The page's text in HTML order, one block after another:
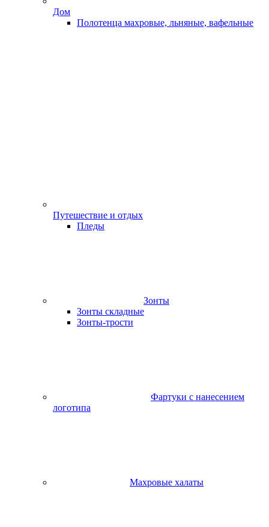
Дом
Полотенца махровые, льняные, вафельные
Путешествие и отдых
Пледы
Зонты
Зонты складные
Зонты-трости
Фартуки с нанесением
логотипа
Махровые халаты